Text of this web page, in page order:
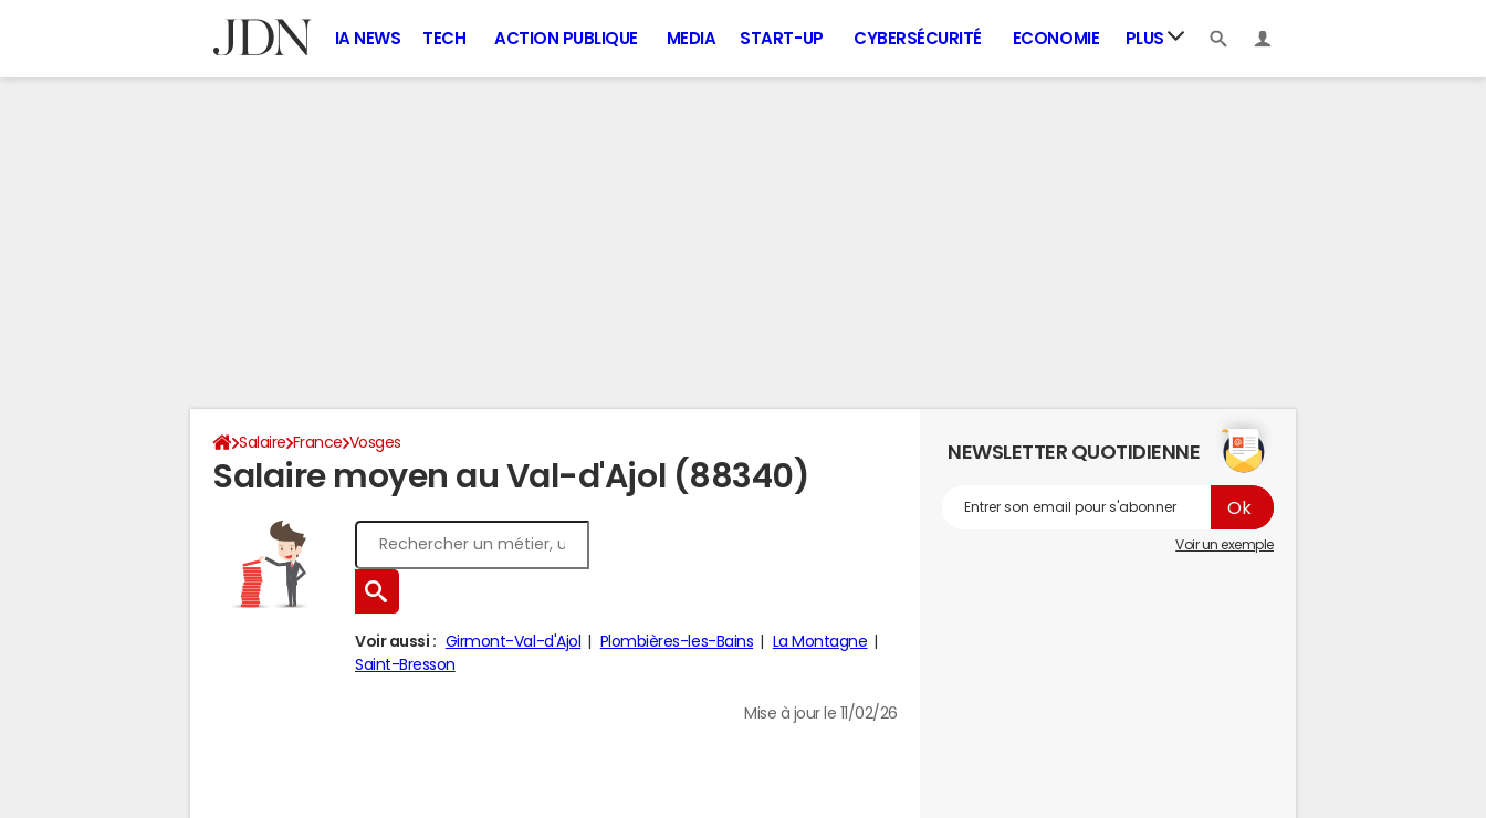
IA NEWS TECH ACTION PUBLIQUE MEDIA START-UP CYBERSÉCURITÉ ECONOMIE PLUS
Salaire France Vosges
Salaire moyen au Val-d'Ajol (88340)
Voir aussi : Girmont-Val-d'Ajol Plombières-les-Bains
La Montagne
Saint-Bresson
Mise à jour le 11/02/26
NEWSLETTER QUOTIDIENNE
Voir un exemple